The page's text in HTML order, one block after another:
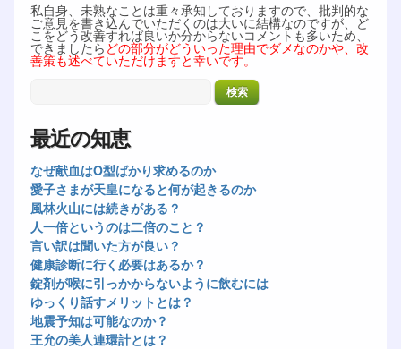
私自身、未熟なことは重々承知しておりますので、批判的な
ご意見を書き込んでいただくのは大いに結構なのですが、ど
こをどう改善すれば良いか分からないコメントも多いため、
できましたら どの部分がどういった理由でダメなのかや、改
善策も述べていただけますと幸いです。
最近の知恵
なぜ献血はO型ばかり求めるのか
愛子さまが天皇になると何が起きるのか
風林火山には続きがある？
人一倍というのは二倍のこと？
言い訳は聞いた方が良い？
健康診断に行く必要はあるか？
錠剤が喉に引っかからないように飲むには
ゆっくり話すメリットとは？
地震予知は可能なのか？
王允の美人連環計とは？